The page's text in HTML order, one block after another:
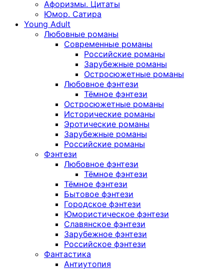
Афоризмы. Цитаты
Юмор. Сатира
Young Adult
Любовные романы
Современные романы
Российские романы
Зарубежные романы
Остросюжетные романы
Любовное фэнтези
Тёмное фэнтези
Остросюжетные романы
Исторические романы
Эротические романы
Зарубежные романы
Российские романы
Фэнтези
Любовное фэнтези
Тёмное фэнтези
Тёмное фэнтези
Бытовое фэнтези
Городское фэнтези
Юмористическое фэнтези
Славянское фэнтези
Зарубежное фэнтези
Российское фэнтези
Фантастика
Антиутопия